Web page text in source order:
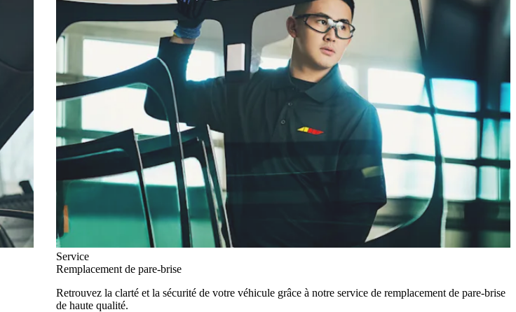
Service
Remplacement de pare-brise
Retrouvez la clarté et la sécurité de votre véhicule grâce à notre service de remplacement de pare-brise
de haute qualité.